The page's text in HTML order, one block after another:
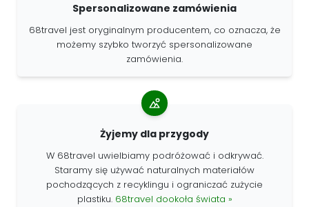
Spersonalizowane zamówienia
68travel jest oryginalnym producentem, co oznacza, że
możemy szybko tworzyć spersonalizowane
zamówienia.
Żyjemy dla przygody
W 68travel uwielbiamy podróżować i odkrywać.
Staramy się używać naturalnych materiałów
pochodzących z recyklingu i ograniczać zużycie
plastiku. 68travel dookoła świata »